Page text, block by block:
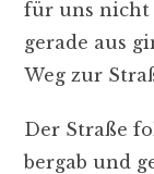
für uns nicht
gerade aus
Weg zur
Der Straße
bergab und